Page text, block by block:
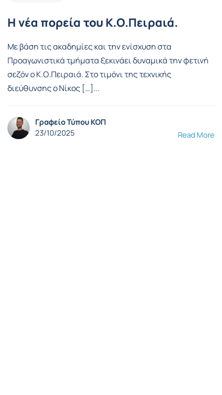
Η νέα πορεία του Κ.Ο.Πειραιά.
Με βάση τις ακαδημίες και την ενίσχυση στα
Προαγωνιστικά τμήματα ξεκινάει δυναμικά την φετινή
σεζόν ο Κ.Ο.Πειραιά. Στο τιμόνι της τεχνικής
διεύθυνσης ο Νίκος […]...
Γραφείο Τύπου ΚΟΠ
23/10/2025
Read More